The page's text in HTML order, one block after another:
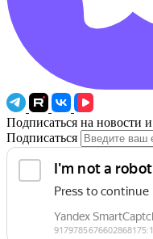
Подписаться на новости
Подписаться